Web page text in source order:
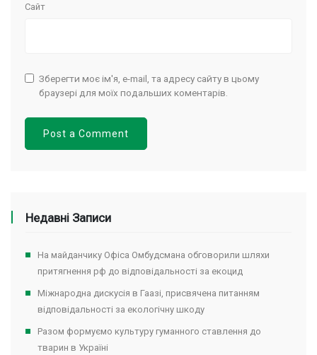
Сайт
Зберегти моє ім'я, e-mail, та адресу сайту в цьому
браузері для моїх подальших коментарів.
Недавні Записи
На майданчику Офіса Омбудсмана обговорили шляхи
притягнення рф до відповідальності за екоцид
Міжнародна дискусія в Гаазі, присвячена питанням
відповідальності за екологічну шкоду
Разом формуємо культуру гуманного ставлення до
тварин в Україні